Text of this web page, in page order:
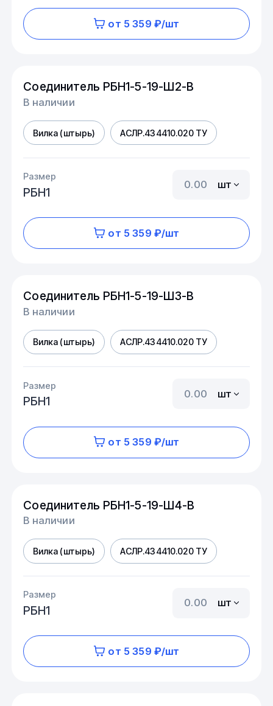
от 5 359 ₽/шт
Соединитель РБН1-5-19-Ш2-В
В наличии
Вилка (штырь) АСЛР.434410.020 ТУ
Размер
РБН1
шт
от 5 359 ₽/шт
Соединитель РБН1-5-19-Ш3-В
В наличии
Вилка (штырь) АСЛР.434410.020 ТУ
Размер
РБН1
шт
от 5 359 ₽/шт
Соединитель РБН1-5-19-Ш4-В
В наличии
Вилка (штырь) АСЛР.434410.020 ТУ
Размер
РБН1
шт
от 5 359 ₽/шт